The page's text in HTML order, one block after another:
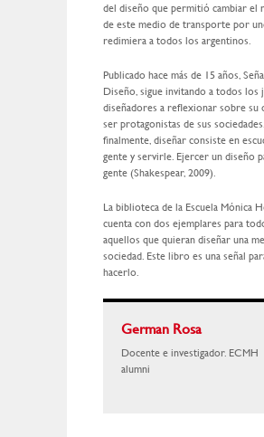
del diseño que permitió cambiar el
de este medio de transporte por
redimiera a todos los argentinos.
Publicado hace más de 15 años,
Diseño, sigue invitando a todos los
diseñadores a reflexionar sobre su
ser protagonistas de sus
finalmente, diseñar consiste en
gente y servirle. Ejercer un diseño
gente (Shakespear, 2009).
La biblioteca de la Escuela Mónica
cuenta con dos ejemplares para
aquellos que quieran diseñar una
sociedad. Este libro es una señal
hacerlo.
German Rosa
Docente e investigador. ECMH
alumni